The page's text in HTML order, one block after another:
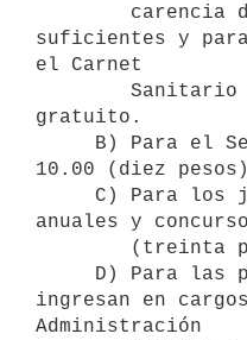
suficientes y
el Carnet
gratuito.
10.00 (diez
anuales y
ingresan en
Administración